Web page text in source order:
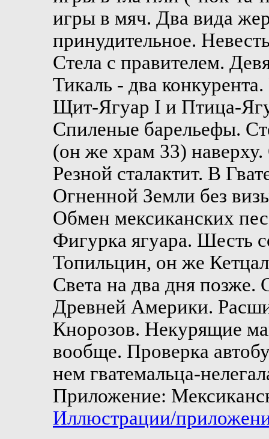
игры в мяч. Два вида
принудительное.
Стела с правителем.
Тикаль - два
Щит-Ягуар I и Птица-
Спиленые барельефы.
(он же храм 33)
Резной сталактит. В
Огненной Земли без
Обмен мексиканских
Фигурка ягуара. Шесть
Топильцин, он же
Света на два дня позже.
Древней Америки.
Кнорозов. Некурящие
вообще. Проверка
нем гватемальца-
Приложение:
Иллюстрации/